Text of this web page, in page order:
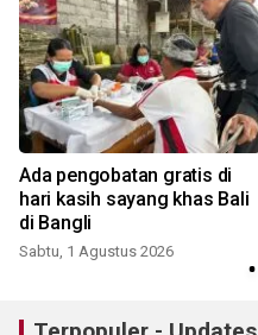
Ada pengobatan gratis di
hari kasih sayang khas Bali
di Bangli
Sabtu, 1 Agustus 2026